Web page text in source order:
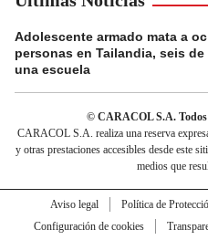
Adolescente armado mata a
personas en Tailandia, seis de
una escuela
© CARACOL S.A. Todos
CARACOL S.A. realiza una reserva
y otras prestaciones accesibles desde este
medios que
Aviso legal Política de
Configuración de cookies